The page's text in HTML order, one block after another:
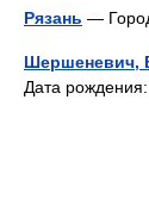
Рязань —
Шершеневич,
Дата